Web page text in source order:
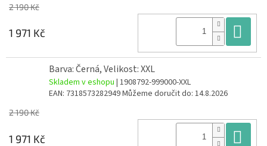
2 190 Kč
1 971 Kč
Barva: Černá, Velikost: XXL
Skladem v eshopu | 1908792-999000-XXL
EAN: 7318573282949Můžeme doručit do: 14.8.2026
2 190 Kč
1 971 Kč